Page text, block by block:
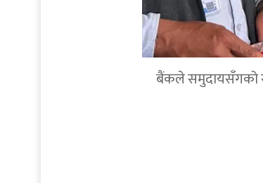
बैंकले समुदायसँगको